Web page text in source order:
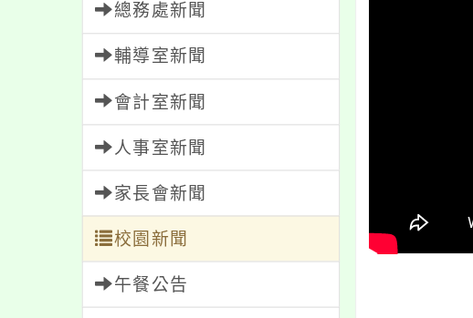
總務處新聞
輔導室新聞
會計室新聞
人事室新聞
家長會新聞
校園新聞
午餐公告